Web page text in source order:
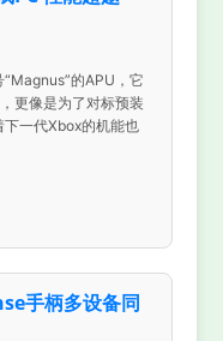
的APU，它
更像是为了对标预装
一代Xbox的机能也
手柄多设备同